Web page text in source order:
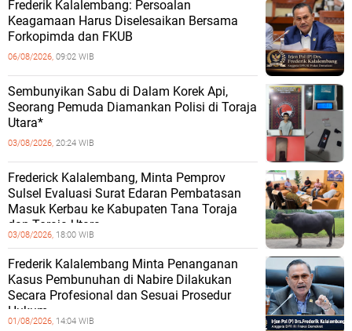
Frederik Kalalembang: Persoalan
Keagamaan Harus Diselesaikan Bersama
Forkopimda dan FKUB
06/08/2026, 09:02 WIB
Sembunyikan Sabu di Dalam Korek Api,
Seorang Pemuda Diamankan Polisi di Toraja
Utara*
03/08/2026, 20:24 WIB
Frederick Kalalembang, Minta Pemprov
Sulsel Evaluasi Surat Edaran Pembatasan
Masuk Kerbau ke Kabupaten Tana Toraja
dan Toraja Utara
03/08/2026, 18:00 WIB
Frederik Kalalembang Minta Penanganan
Kasus Pembunuhan di Nabire Dilakukan
Secara Profesional dan Sesuai Prosedur
Hukum
01/08/2026, 14:04 WIB